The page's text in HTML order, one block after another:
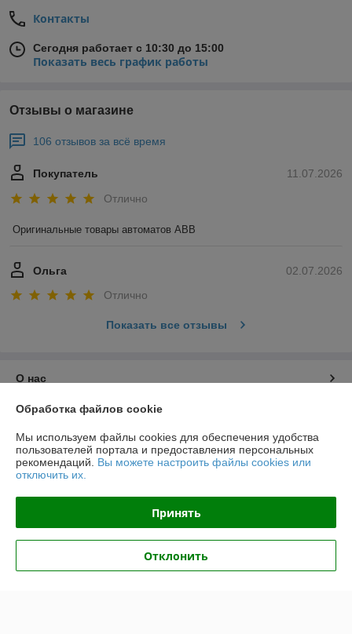
Контакты
Сегодня работает с 10:30 до 15:00
Показать весь график работы
Отзывы о магазине
106 отзывов за всё время
11.07.2026
Покупатель
Отлично
Оригинальные товары автоматов ABB
02.07.2026
Ольга
Отлично
Показать все отзывы
О нас
Контакты
Доставка и оплата
Полная версия сайта
Политика обработки cookies
Обработка файлов cookie
Мы используем файлы cookies для обеспечения удобства
пользователей портала и предоставления персональных
рекомендаций. Вы можете настроить файлы cookies или
отключить их.
Принять
Отклонить